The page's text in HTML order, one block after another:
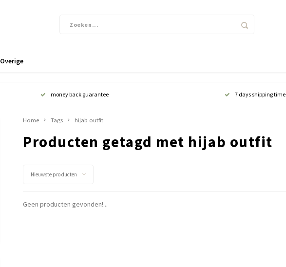
Overige
money back guarantee 7 days shipping time
Home Tags hijab outfit
Producten getagd met hijab outfit
Nieuwste producten
Geen producten gevonden!...